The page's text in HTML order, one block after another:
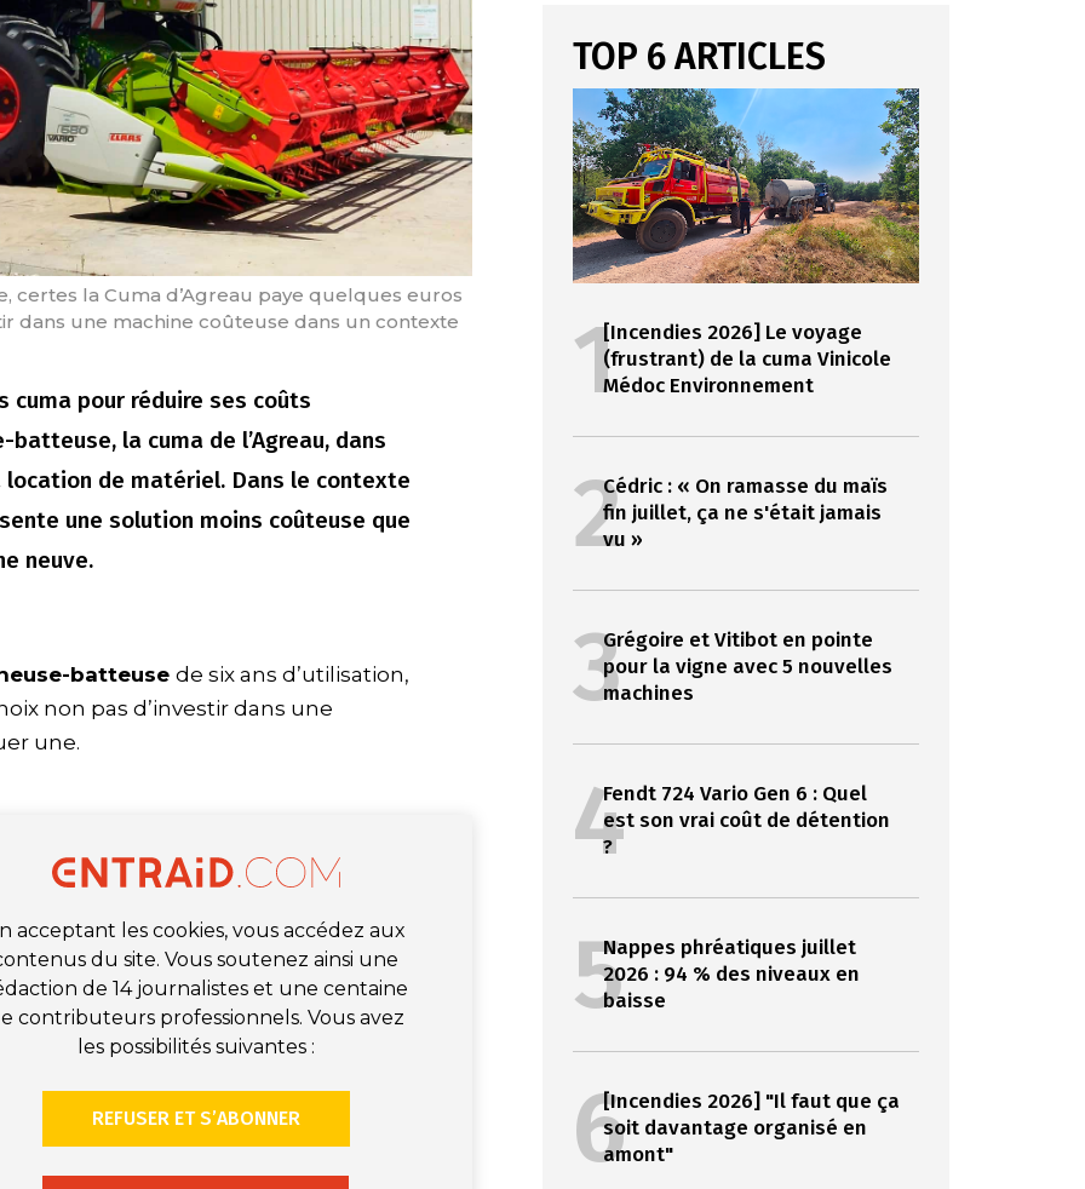
certes la Cuma d’Agreau paye quelques euros
dans une machine coûteuse dans un contexte
cuma pour réduire ses coûts
la cuma de l’Agreau, dans
location de matériel. Dans le contexte
une solution moins coûteuse que
neuve.
batteuse de six ans d’utilisation,
non pas d’investir dans une
une.
acceptant les cookies, vous accédez aux
du site. Vous soutenez ainsi une
de 14 journalistes et une centaine
contributeurs professionnels. Vous avez
les possibilités suivantes :
REFUSER ET S’ABONNER
TOP 6 ARTICLES
1[Incendies 2026] Le voyage
(frustrant) de la cuma Vinicole
Médoc Environnement
2Cédric : « On ramasse du maïs
fin juillet, ça ne s'était jamais
vu »
3Grégoire et Vitibot en pointe
pour la vigne avec 5 nouvelles
machines
4Fendt 724 Vario Gen 6 : Quel
est son vrai coût de détention
?
5Nappes phréatiques juillet
2026 : 94 % des niveaux en
baisse
6[Incendies 2026] "Il faut que ça
soit davantage organisé en
amont"